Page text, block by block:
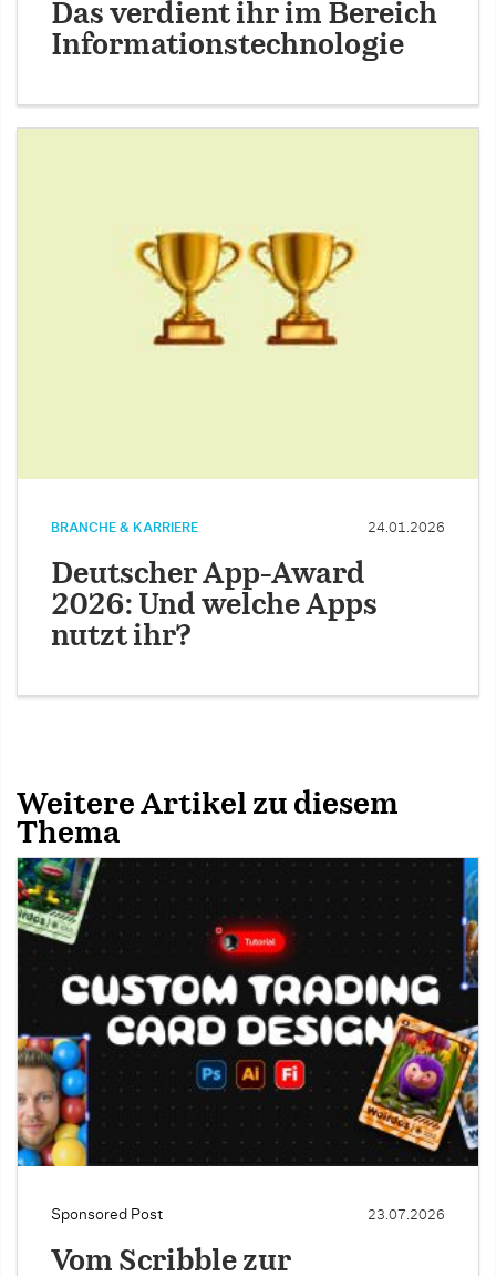
Das verdient ihr im Bereich
Informationstechnologie
BRANCHE & KARRIERE 24.01.2026
Deutscher App-Award
2026: Und welche Apps
nutzt ihr?
Weitere Artikel zu diesem
Thema
Sponsored Post 23.07.2026
Vom Scribble zur